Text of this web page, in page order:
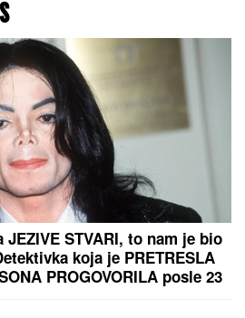
STVARI, to nam je bio
koja je PRETRESLA
PROGOVORILA posle 23